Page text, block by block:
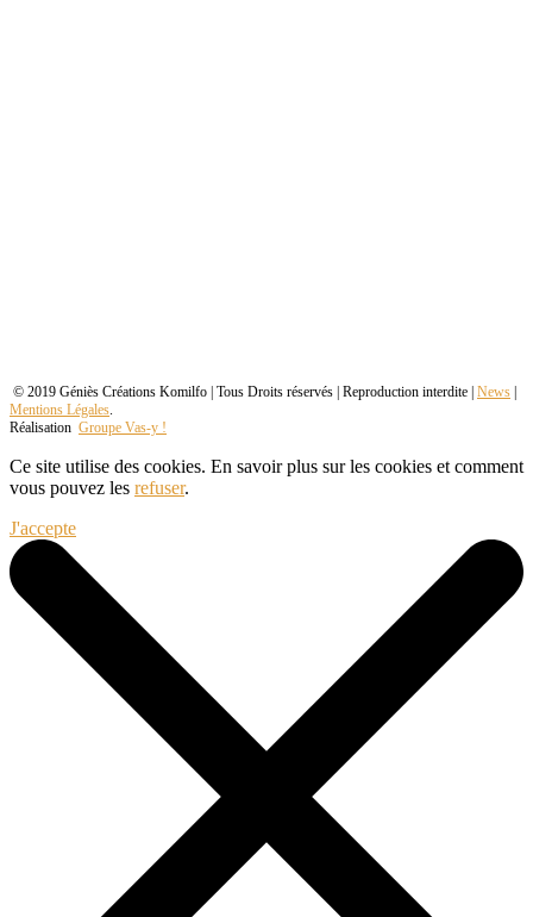
© 2019 Géniès Créations Komilfo | Tous Droits réservés | Reproduction interdite | News |
Mentions Légales
Réalisation Groupe Vas-y !
Ce site utilise des cookies. En savoir plus sur les cookies et comment
vous pouvez les refuser.
J'accepte